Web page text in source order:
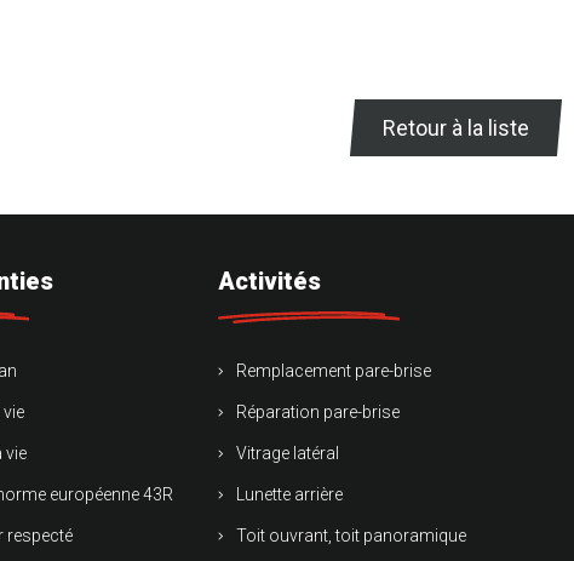
Retour à la liste
vie
européenne 43R
respecté
Activités
Remplacement pare-brise
Réparation pare-brise
Vitrage latéral
Lunette arrière
Toit ouvrant, toit panoramique